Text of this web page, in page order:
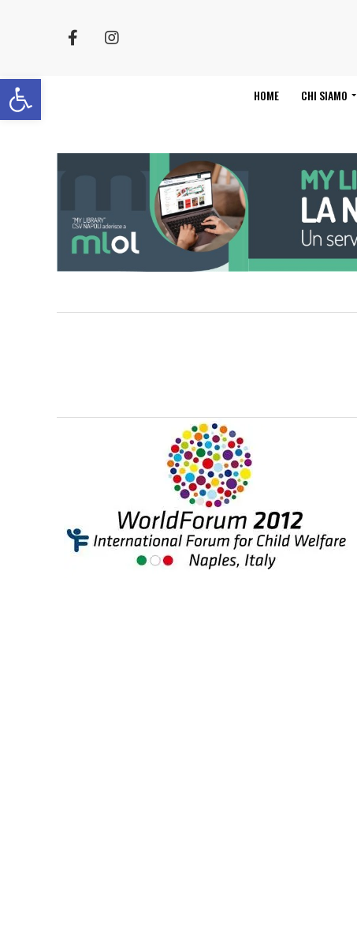
Apri la barra degli strumenti HOME CHI SIAMO